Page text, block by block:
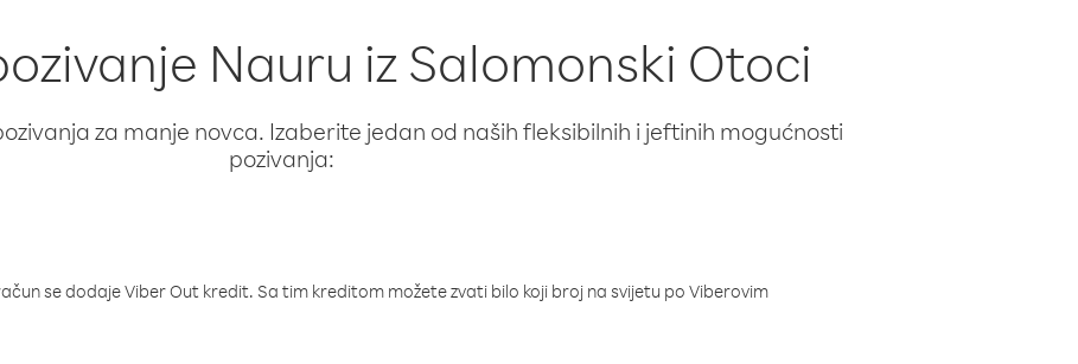
Nauru iz Salomonski Otoci
za manje novca. Izaberite jedan od naših fleksibilnih i jeftinih mogućnosti
pozivanja:
se dodaje Viber Out kredit. Sa tim kreditom možete zvati bilo koji broj na svijetu po Viberovim